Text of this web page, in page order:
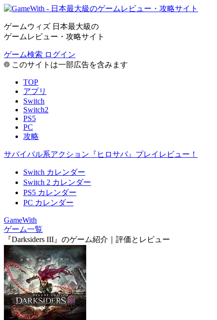
ゲームウィズ 日本最大級の
ゲームレビュー・攻略サイト
ゲーム検索 ログイン
このサイトは一部広告を含みます
TOP
アプリ
Switch
Switch2
PS5
PC
攻略
サバイバル系アクション『ヒロサバ』プレイレビュー！
Switch カレンダー
Switch 2 カレンダー
PS5 カレンダー
PC カレンダー
GameWith
ゲーム一覧
『Darksiders III』のゲーム紹介｜評価とレビュー